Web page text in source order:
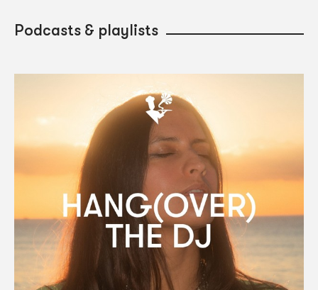
Podcasts & playlists